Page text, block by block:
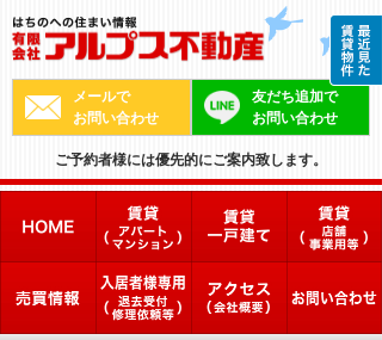
メールで
お問い合わせ
友だち追加で
お問い合わせ
ご予約者様には優先的にご案内致します。